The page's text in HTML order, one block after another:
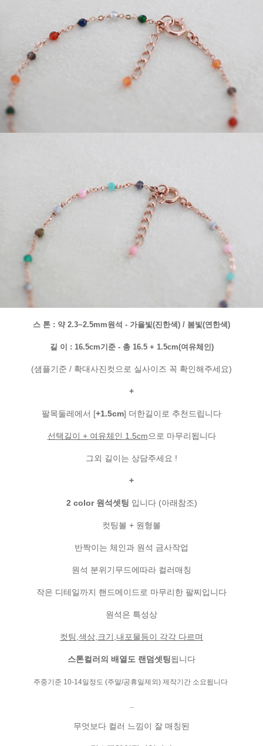
스 톤 : 약 2.3~2.5mm원석 - 가을빛(진한색) / 봄빛(연한색)
길 이 : 16.5cm기준 - 총 16.5 + 1.5cm(여유체인)
(샘플기준 / 확대사진컷으로 실사이즈 꼭 확인해주세요)
+
팔목둘레에서 [+1.5cm] 더한길이로 추천드립니다
선택길이 + 여유체인 1.5cm으로 마무리됩니다
그외 길이는 상담주세요 !
+
2 color 원석셋팅 입니다 (아래참조)
컷팅볼 + 원형볼
반짝이는 체인과 원석 금사작업
원석 분위기무드에따라 컬러매칭
작은 디테일까지 핸드메이드로 마무리한 팔찌입니다
원석은 특성상
컷팅,색상,크기,내포물등이 각각 다르며
스톤컬러의 배열도 랜덤셋팅됩니다
주중기준 10-14일정도 (주말/공휴일제외) 제작기간 소요됩니다
무엇보다 컬러 느낌이 잘 매칭된